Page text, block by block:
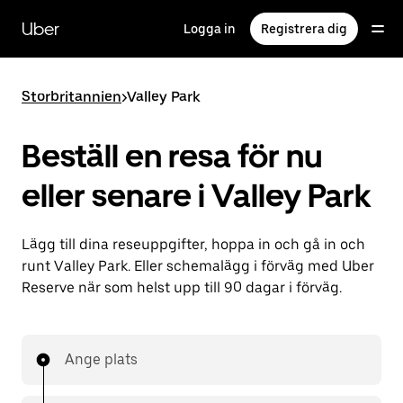
huvudinnehållet
Uber Logga in Registrera dig
Storbritannien>Valley Park
Beställ en resa för nu
eller senare i Valley Park
Lägg till dina reseuppgifter, hoppa in och gå in och
runt Valley Park. Eller schemalägg i förväg med Uber
Reserve när som helst upp till 90 dagar i förväg.
Ange plats